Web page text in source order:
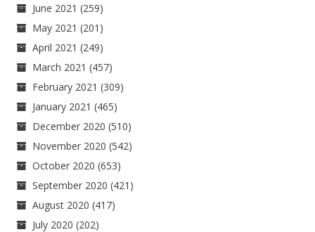
June 2021 (259)
May 2021 (201)
April 2021 (249)
March 2021 (457)
February 2021 (309)
January 2021 (465)
December 2020 (510)
November 2020 (542)
October 2020 (653)
September 2020 (421)
August 2020 (417)
July 2020 (202)